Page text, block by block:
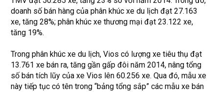
doanh số bán hàng của phân khúc xe du lịch đạt 27.163
xe, tăng 28%; phân khúc xe thương mại đạt 23.122 xe,
tăng 19%.
Trong phân khúc xe du lịch, Vios có lượng xe tiêu thụ đạt
13.761 xe bán ra, tăng gần gấp đôi năm 2014, nâng tổng
số bán tích lũy của xe Vios lên 60.256 xe. Qua đó, mẫu xe
này tiếp tục có tên trong “bảng tổng sắp” các mẫu xe bán